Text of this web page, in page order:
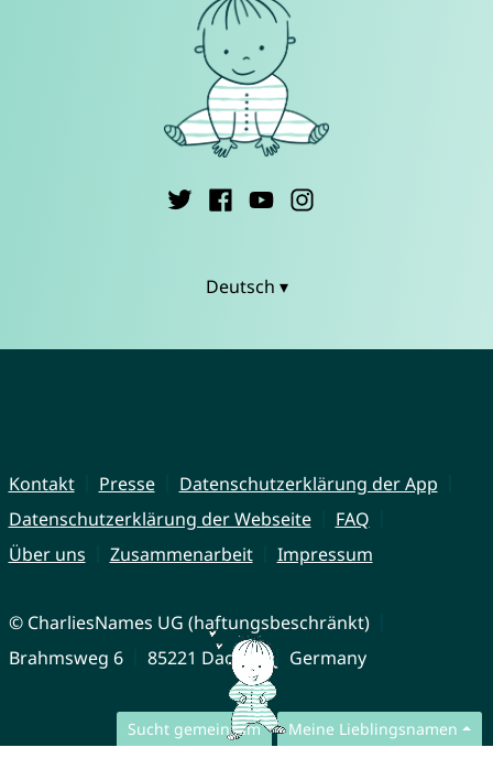
Sucht gemeinsam Meine Lieblingsnamen
Deutsch ▾
Kontakt Presse
Datenschutzerklärung der App
Datenschutzerklärung der Webseite
FAQ
Über uns
Zusammenarbeit Impressum
© CharliesNames UG (haftungsbeschränkt)
Brahmsweg 6
85221 Dachau Germany